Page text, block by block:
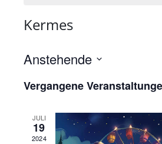
Kermes
Anstehende
wählen.
Vergangene
JULI
19
2024